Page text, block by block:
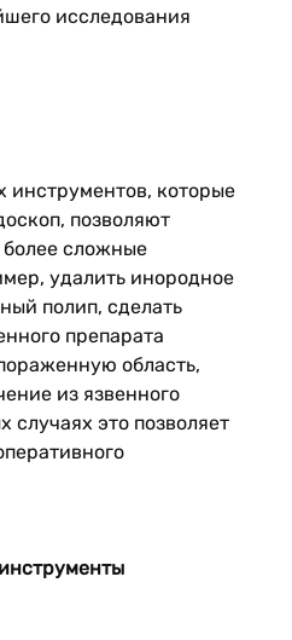
исследования
инструментов, которые
позволяют
более сложные
удалить инородное
полип, сделать
препарата
область,
из язвенного
случаях это позволяет